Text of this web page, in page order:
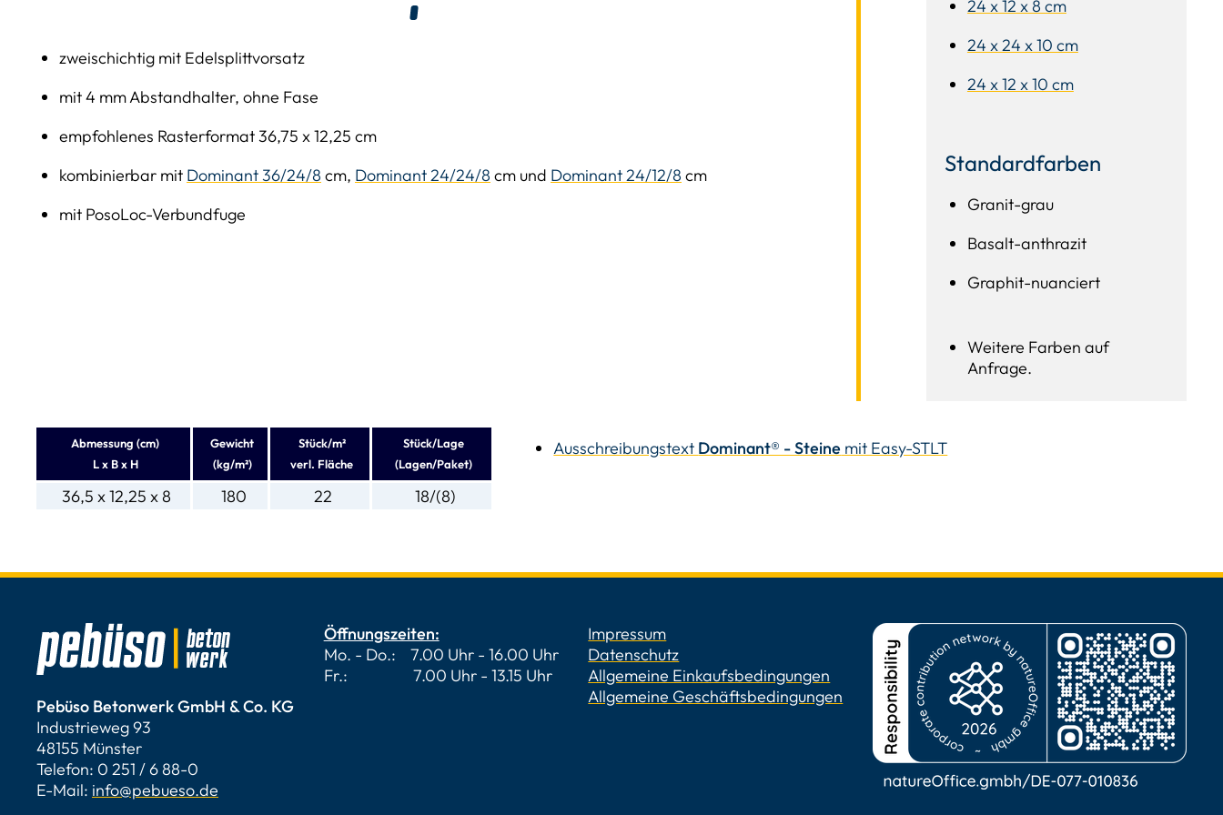
1
zweischichtig mit Edelsplittvorsatz
mit 4 mm Abstandhalter, ohne Fase
empfohlenes Rasterformat 36,75 x 12,25 cm
kombinierbar mit Dominant 36/24/8 cm, Dominant 24/24/8 cm und Dominant 24/12/8 cm
mit PosoLoc-Verbundfuge
24 x 12 x 8 cm
24 x 24 x 10 cm
24 x 12 x 10 cm
Standardfarben
Granit-grau
Basalt-anthrazit
Graphit-nuanciert
Weitere Farben auf
Anfrage.
Abmessung (cm)
L x B x H
Gewicht
(kg/m²)
Stück/m²
verl. Fläche
Stück/Lage
(Lagen/Paket)
36,5 x 12,25 x 8 180 22 18/(8)
Ausschreibungstext Dominant® - Steine mit Easy-STLT
Pebüso Betonwerk GmbH & Co. KG
Industrieweg 93
48155 Münster
Telefon: 0 251 / 6 88-0
E-Mail: info@pebueso.de
Öffnungszeiten:
Mo. - Do.: 7.00 Uhr - 16.00 Uhr
Fr.: 7.00 Uhr - 13.15 Uhr
Impressum
Datenschutz
Allgemeine Einkaufsbedingungen
Allgemeine Geschäftsbedingungen